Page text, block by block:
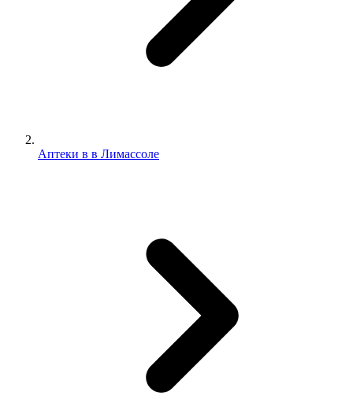
Аптеки в в Лимассоле